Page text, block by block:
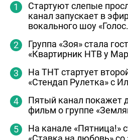
Стартуют слепые
канал запускает в
вокального шоу
Группа «Зоя» стала
«Квартирник НТВ у
На ТНТ стартует
«Стендап Рулетка» с
Пятый канал покажет
фильм о группе
На канале «Пятница!»